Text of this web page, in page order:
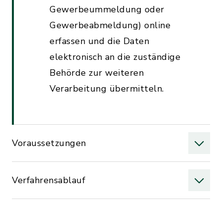
Gewerbeummeldung oder
Gewerbeabmeldung) online
erfassen und die Daten
elektronisch an die zuständige
Behörde zur weiteren
Verarbeitung übermitteln.
Voraussetzungen
Verfahrensablauf